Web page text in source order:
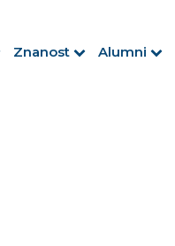
Znanost Alumni